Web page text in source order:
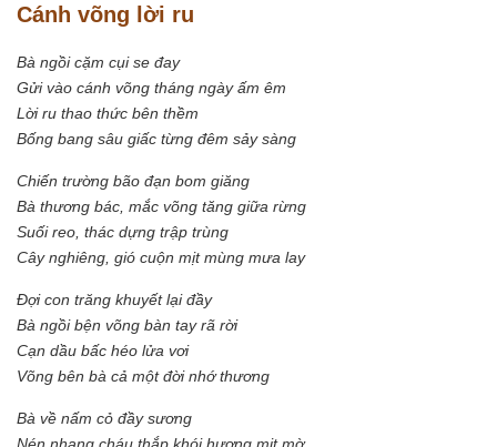
Cánh võng lời ru
Bà ngồi cặm cụi se đay
Gửi vào cánh võng tháng ngày ấm êm
Lời ru thao thức bên thềm
Bống bang sâu giấc từng đêm sảy sàng
Chiến trường bão đạn bom giăng
Bà thương bác, mắc võng tăng giữa rừng
Suối reo, thác dựng trập trùng
Cây nghiêng, gió cuộn mịt mùng mưa lay
Đợi con trăng khuyết lại đầy
Bà ngồi bện võng bàn tay rã rời
Cạn dầu bấc héo lửa vơi
Võng bên bà cả một đời nhớ thương
Bà về nấm cỏ đầy sương
Nén nhang cháu thắp khói hương mịt mờ